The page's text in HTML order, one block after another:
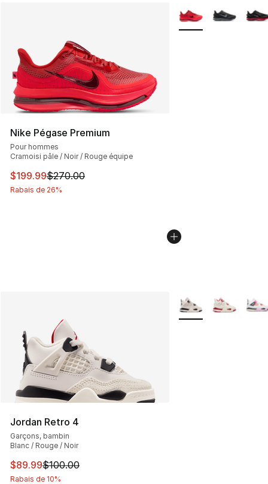
Nike Pégase Premium
Pour hommes
Cramoisi pâle / Noir / Rouge équipe
Cet article est en solde. Le prix est passé de $270.00 à
$199.99$270.00
Rabais de 26%
Plus de couleurs
Jordan Retro 4
Garçons, bambin
Blanc / Rouge / Noir
Cet article est en solde. Le prix est passé de $100.00 à
$89.99$100.00
Rabais de 10%
Plus de couleurs